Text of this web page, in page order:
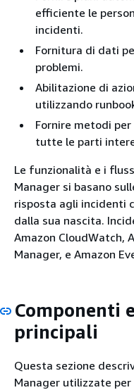
efficiente le
incidenti.
Fornitura di dati
problemi.
Abilitazione di
utilizzando
Fornire metodi
tutte le parti
Le funzionalità e i
Manager si basano
risposta agli incidenti
dalla sua nascita.
Amazon CloudWatch,
Manager, e Amazon
Componenti
principali
Questa sezione
Manager utilizzate